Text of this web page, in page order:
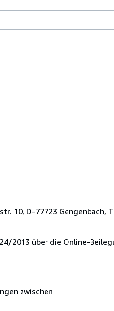
10, D-77723 Gengenbach,
2013 über die Online-
zwischen